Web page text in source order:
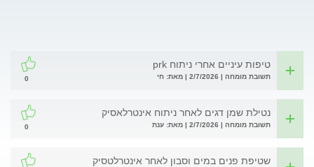
טיפות עיניים אחרי ניתוח prk
תשובת מומחה | 2/7/2026 | מאת: חי 0
נטילת שמן דגים לאחר ניתוח אינטרלאסיק
תשובת מומחה | 2/7/2026 | מאת: ענת 0
שטיפת פנים במים וסבון לאחר אינטרלטסיק